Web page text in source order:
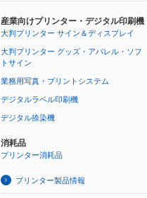
産業向けプリンター・デジタル印刷機
大判プリンター サイン＆ディスプレイ
大判プリンター グッズ・アパレル・ソフ
トサイン
業務用写真・プリントシステム
デジタルラベル印刷機
デジタル捺染機
消耗品
プリンター消耗品
プリンター製品情報